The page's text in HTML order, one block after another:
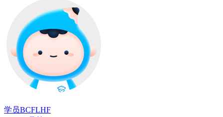
学员BCFLHF